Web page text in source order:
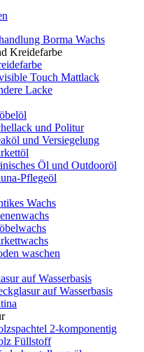
Borma Wachs
Kreidefarbe
Touch Mattlack
Lacke
und Politur
und Versiegelung
Öl und Outdooröl
Pflegeöl
Wachs
waschen
auf Wasserbasis
auf Wasserbasis
2-komponentig
Füllstoff